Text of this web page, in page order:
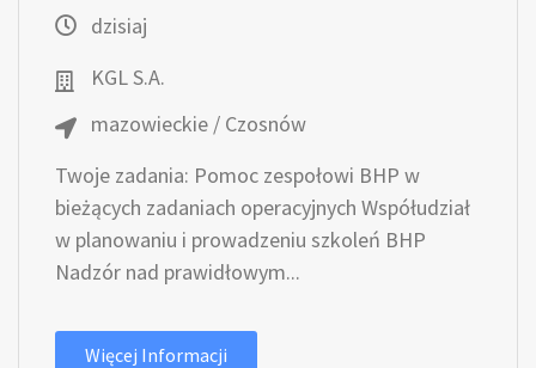
dzisiaj
KGL S.A.
mazowieckie / Czosnów
Twoje zadania: Pomoc zespołowi BHP w
bieżących zadaniach operacyjnych Współudział
w planowaniu i prowadzeniu szkoleń BHP
Nadzór nad prawidłowym...
Więcej Informacji